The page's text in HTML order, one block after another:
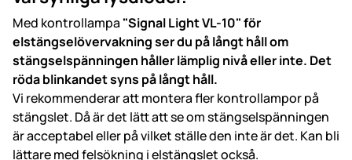
Med kontrollampa "Signal Light VL-10" för
elstängselövervakning ser du på långt håll om
stängselspänningen håller lämplig nivå eller inte. Det
röda blinkandet syns på långt håll.
Vi rekommenderar att montera fler kontrollampor på
stängslet. Då är det lätt att se om stängselspänningen
är acceptabel eller på vilket ställe den inte är det. Kan bli
lättare med felsökning i elstängslet också.